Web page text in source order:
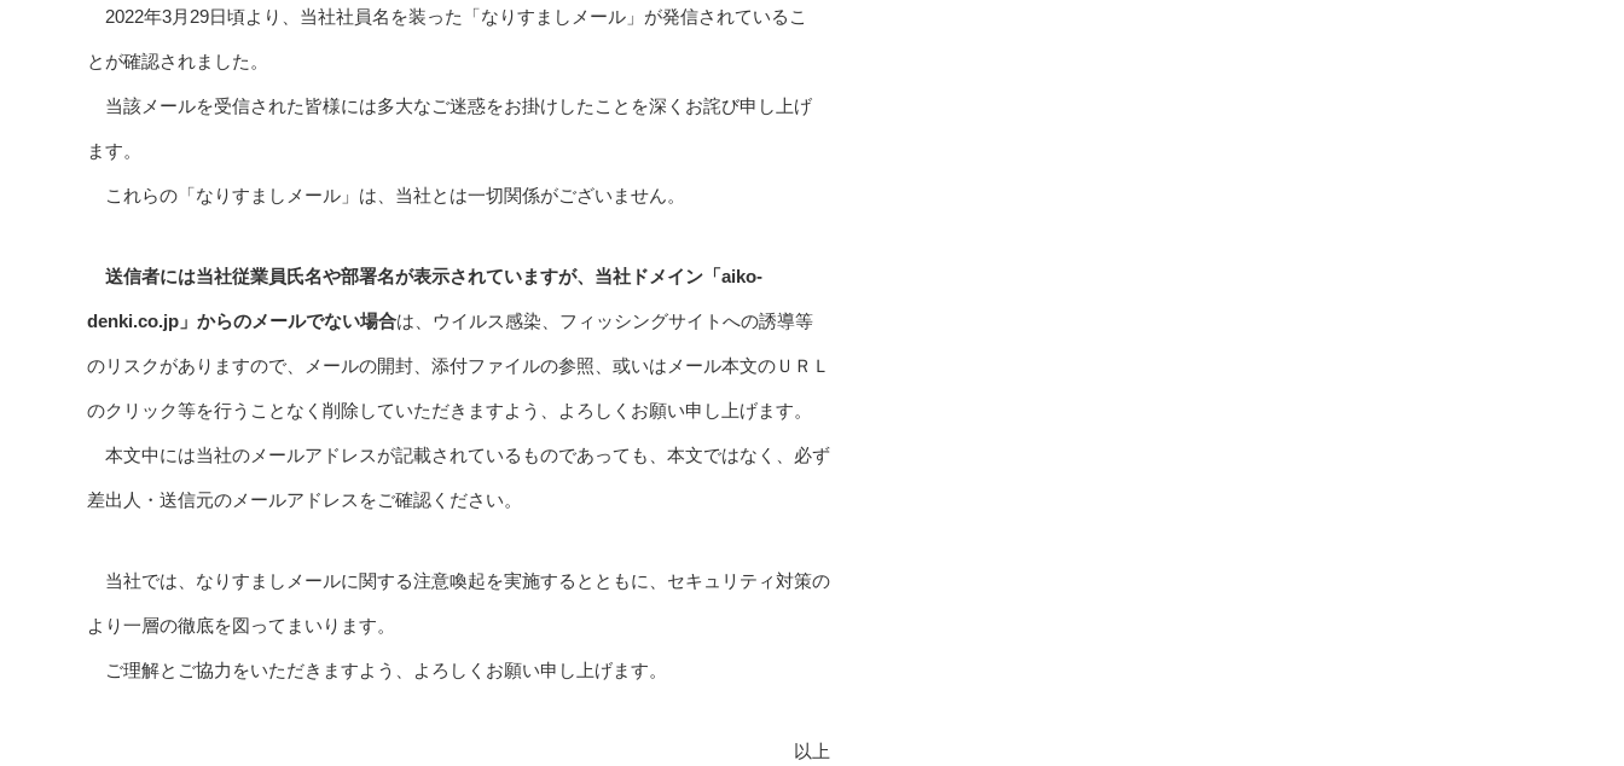
2022年3月29日頃より、当社社員名を装った「なりすましメール」が発信されているこ
とが確認されました。
当該メールを受信された皆様には多大なご迷惑をお掛けしたことを深くお詫び申し上げ
ます。
これらの「なりすましメール」は、当社とは一切関係がございません。
送信者には当社従業員氏名や部署名が表示されていますが、当社ドメイン「aiko-
denki.co.jp」からのメールでない場合は、ウイルス感染、フィッシングサイトへの誘導等
のリスクがありますので、メールの開封、添付ファイルの参照、或いはメール本文のＵＲＬ
のクリック等を行うことなく削除していただきますよう、よろしくお願い申し上げます。
本文中には当社のメールアドレスが記載されているものであっても、本文ではなく、必ず
差出人・送信元のメールアドレスをご確認ください。
当社では、なりすましメールに関する注意喚起を実施するとともに、セキュリティ対策の
より一層の徹底を図ってまいります。
ご理解とご協力をいただきますよう、よろしくお願い申し上げます。
以上